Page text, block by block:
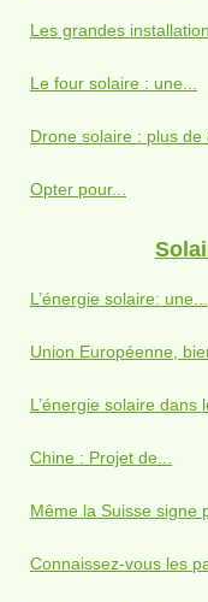
Les grandes
Le four solaire : une...
Drone solaire : plus de
Opter pour...
L’énergie solaire: une...
Union Européenne,
L’énergie solaire dans
Chine : Projet de...
Même la Suisse signe
Connaissez-vous les